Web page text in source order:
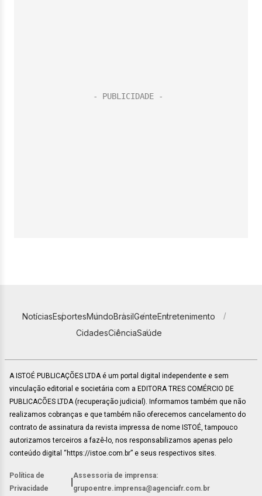
NotíciasEsportesMundoBrasilGenteEntretenimento
CidadesCiênciaSaúde
A ISTOÉ PUBLICAÇÕES LTDA é um portal digital independente e sem
vinculação editorial e societária com a EDITORA TRES COMÉRCIO DE
PUBLICACÕES LTDA (recuperação judicial). Informamos também que não
realizamos cobranças e que também não oferecemos cancelamento do
contrato de assinatura da revista impressa de nome ISTOÉ, tampouco
autorizamos terceiros a fazê-lo, nos responsabilizamos apenas pelo
conteúdo digital “https://istoe.com.br” e seus respectivos sites.
Política de
Privacidade
Assessoria de imprensa:
grupoentre.imprensa@agenciafr.com.br